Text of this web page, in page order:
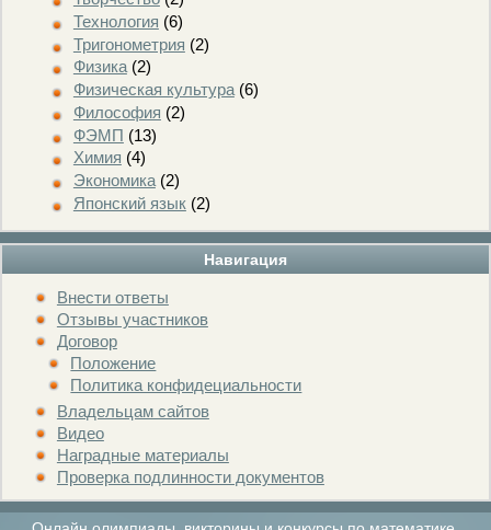
Технология (6)
Тригонометрия (2)
Физика(2)
Физическая культура(6)
Философия (2)
ФЭМП (13)
Химия (4)
Экономика(2)
Японский язык(2)
Навигация
Внести ответы
Отзывы участников
Договор
Положение
Политика конфидециальности
Владельцам сайтов
Видео
Наградные материалы
Проверка подлинности документов